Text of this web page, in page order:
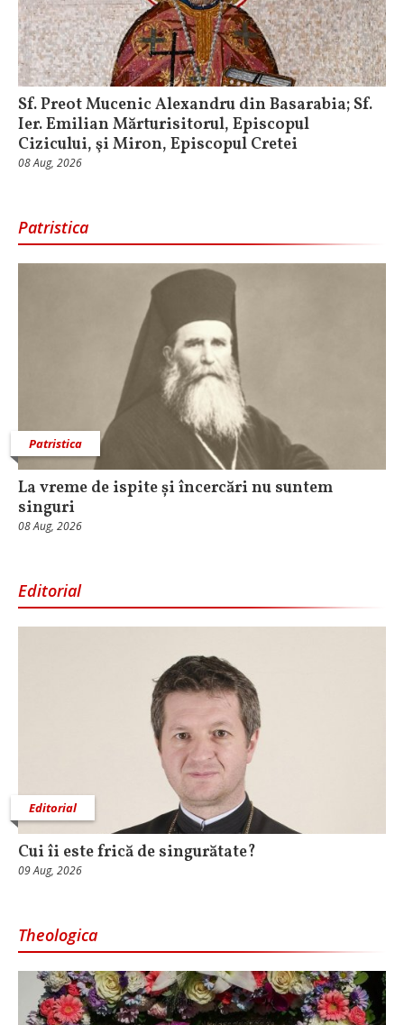
Sf. Preot Mucenic Alexandru din Basarabia; Sf.
Ier. Emilian Mărturisitorul, Episcopul
Cizicului, şi Miron, Episcopul Cretei
08 Aug, 2026
Patristica
Patristica
La vreme de ispite și încercări nu suntem
singuri
08 Aug, 2026
Editorial
Editorial
Cui îi este frică de singurătate?
09 Aug, 2026
Theologica